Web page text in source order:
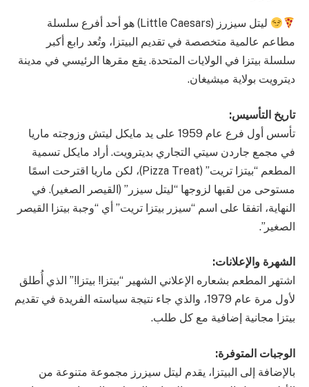
ليتل سيزرز (Little Caesars) هو أحد أفرع سلسلة
مطاعم عالمية متخصصة في تقديم البيتزا، وتُعد رابع أكبر
سلسلة بيتزا في الولايات المتحدة. يقع مقرها الرئيسي في مدينة
ديترويت بولاية ميشيغان.
تاريخ التأسيس:
تأسس أول فرع عام 1959 على يد مايكل ليتش وزوجته ماريا
في مجمع جاردن سيتي التجاري بديترويت. أراد مايكل تسمية
المطعم “بيتزا تريت” (Pizza Treat)، لكن ماريا اقترحت اسمًا
مستوحى من لقبها لزوجها “ليتل سيزر” (القيصر الصغير). في
النهاية، اتفقا على اسم “سيزر بيتزا تريت” أي “وجبة بيتزا القيصر
الصغير”.
الشهرة والإعلانات:
اشتهر المطعم بشعاره الإعلاني الشهير “بيتزا! بيتزا!” الذي أُطلق
لأول مرة عام 1979، والذي جاء نتيجة سياسته الفريدة في تقديم
بيتزا مجانية إضافية مع كل طلب.
الوجبات المتوفرة:
بالإضافة إلى البيتزا، يقدم ليتل سيزرز مجموعة متنوعة من